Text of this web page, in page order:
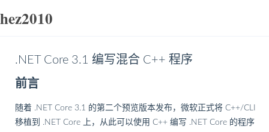
hez2010
.NET Core 3.1 编写混合 C++ 程序
前言
随着 .NET Core 3.1 的第二个预览版本发布，微软正式将 C++/CLI
移植到 .NET Core 上，从此可以使用 C++ 编写 .NET Core 的程序